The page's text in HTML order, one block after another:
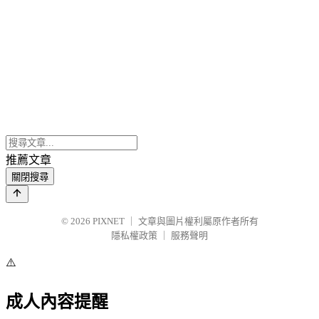
推薦文章
關閉搜尋
© 2026 PIXNET
文章與圖片權利屬原作者所有
隱私權政策
服務聲明
⚠️
成人內容提醒